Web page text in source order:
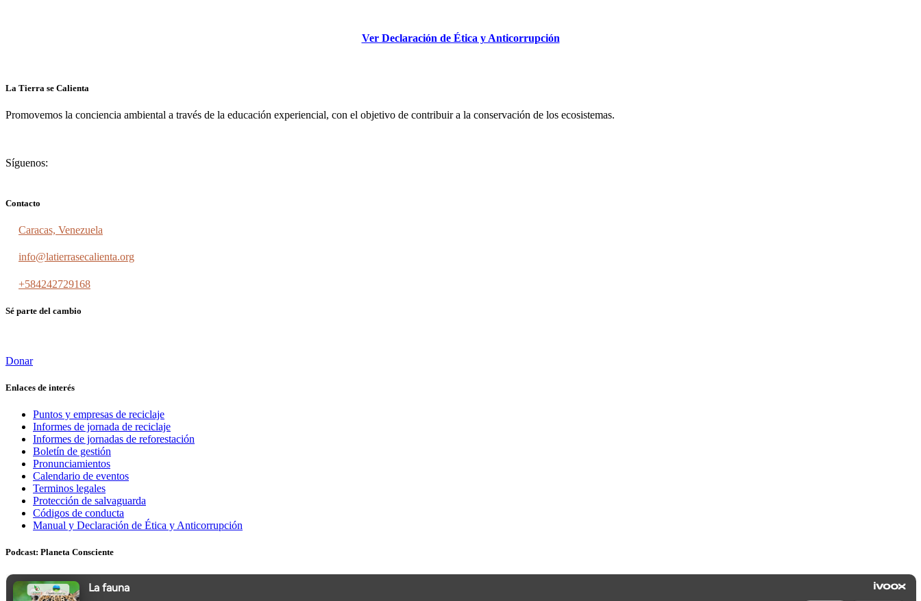
Ver Declaración de Ética y Anticorrupción
La Tierra se Calienta
Promovemos la conciencia ambiental a través de la educación experiencial, con el objetivo de contribuir a la conservación de los ecosistemas.
Síguenos:
Contacto
Caracas, Venezuela
info@latierrasecalienta.org
+584242729168
Sé parte del cambio
Donar
Enlaces de interés
Puntos y empresas de reciclaje
Informes de jornada de reciclaje
Informes de jornadas de reforestación
Boletín de gestión
Pronunciamientos
Calendario de eventos
Terminos legales
Protección de salvaguarda
Códigos de conducta
Manual y Declaración de Ética y Anticorrupción
Podcast: Planeta Consciente